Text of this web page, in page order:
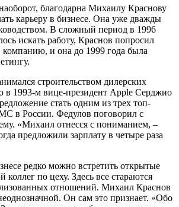
благодарна Михаилу Краснову
карьеру в бизнесе. Она уже дважды
В сложный период в 1996
искать работу, Краснов попросил
и она до 1999 года была
строительством дилерских
в 1993-м вице-президент Apple Серджио
стать одним из трех топ-
в России. Федулов поговорил с
«Михаил отнесся с пониманием, –
предложили зарплату в четыре раза
редко можно встретить открытые
коллег по цеху. Здесь все стараются
отношений. Михаил Краснов
Он сам это признает. «Обо